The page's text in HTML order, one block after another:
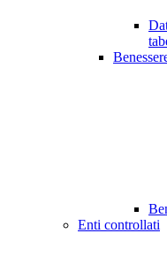
Enti controllati